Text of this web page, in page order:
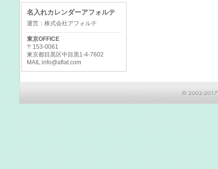
名入れカレンダーアフォルテ
運営：株式会社アフォルテ
東京OFFICE
〒153-0061
東京都目黒区中目黒1-4-7602
MAIL:info@aflat.com